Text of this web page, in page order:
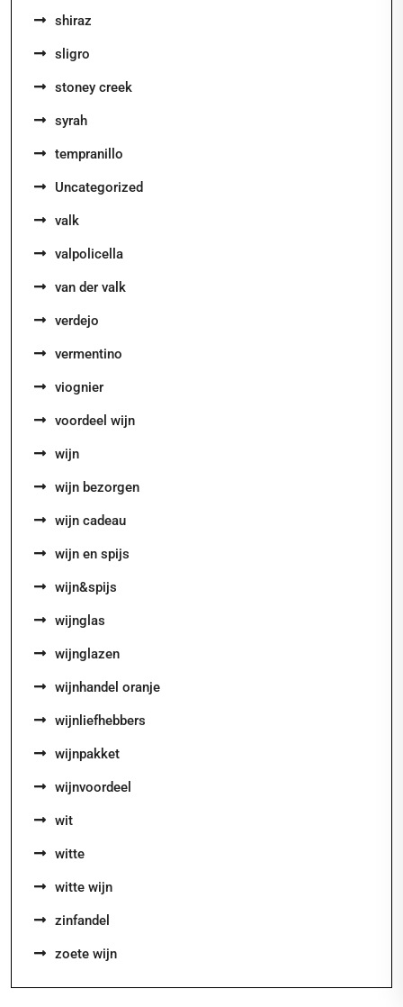
shiraz
sligro
stoney creek
syrah
tempranillo
Uncategorized
valk
valpolicella
van der valk
verdejo
vermentino
viognier
voordeel wijn
wijn
wijn bezorgen
wijn cadeau
wijn en spijs
wijn&spijs
wijnglas
wijnglazen
wijnhandel oranje
wijnliefhebbers
wijnpakket
wijnvoordeel
wit
witte
witte wijn
zinfandel
zoete wijn